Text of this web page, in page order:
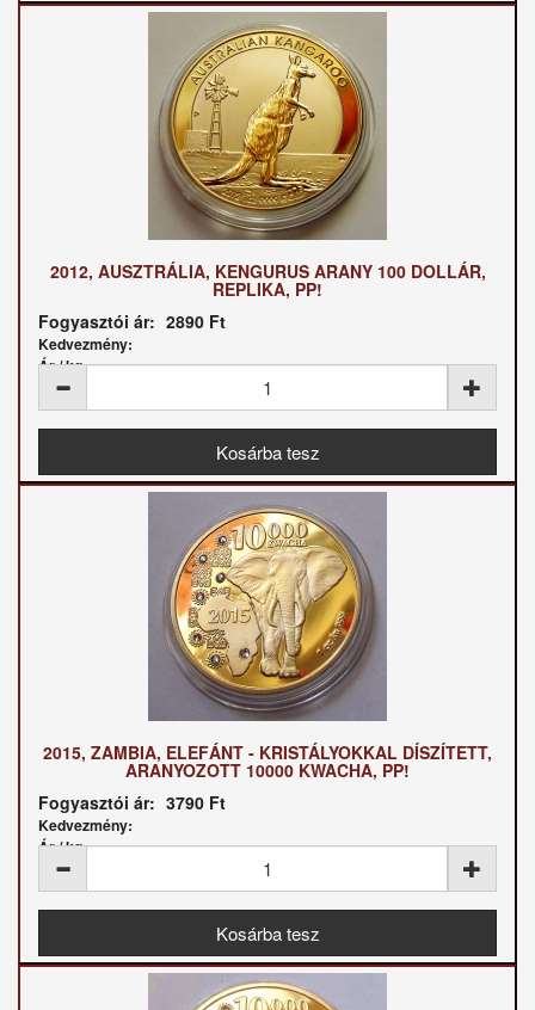
2012, AUSZTRÁLIA, KENGURUS ARANY 100 DOLLÁR,
REPLIKA, PP!
Fogyasztói ár: 2890 Ft
Kedvezmény:
Ár / kg:
2015, ZAMBIA, ELEFÁNT - KRISTÁLYOKKAL DÍSZÍTETT,
ARANYOZOTT 10000 KWACHA, PP!
Fogyasztói ár: 3790 Ft
Kedvezmény:
Ár / kg: